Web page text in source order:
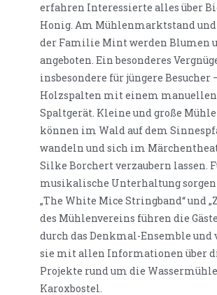
erfahren Interessierte alles über
Honig. Am Mühlenmarktstand
der Familie Mint werden Blumen
angeboten. Ein besonderes
insbesondere für jüngere Besucher
Holzspalten mit einem manuellen
Spaltgerät. Kleine und große
können im Wald auf dem
wandeln und sich im
Silke Borchert verzaubern lassen.
musikalische Unterhaltung sorgen
„The White Mice Stringband“ und
des Mühlenvereins führen die
durch das Denkmal-Ensemble und
sie mit allen Informationen über
Projekte rund um die Wassermühle
Karoxbostel.